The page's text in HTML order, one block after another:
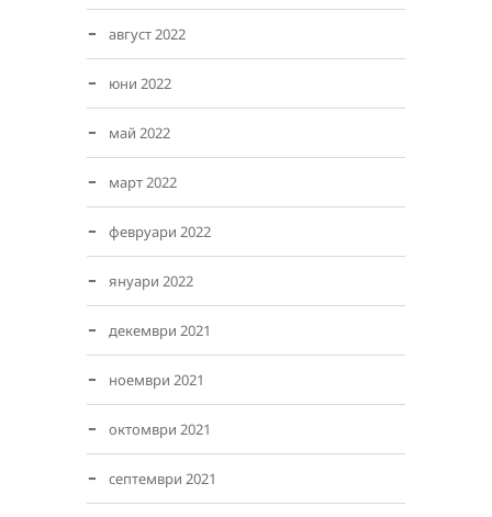
август 2022
юни 2022
май 2022
март 2022
февруари 2022
януари 2022
декември 2021
ноември 2021
октомври 2021
септември 2021